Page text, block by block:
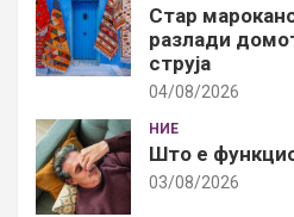
Стар
разлади
струја
04/08/2026
НИЕ
Што е
03/08/2026